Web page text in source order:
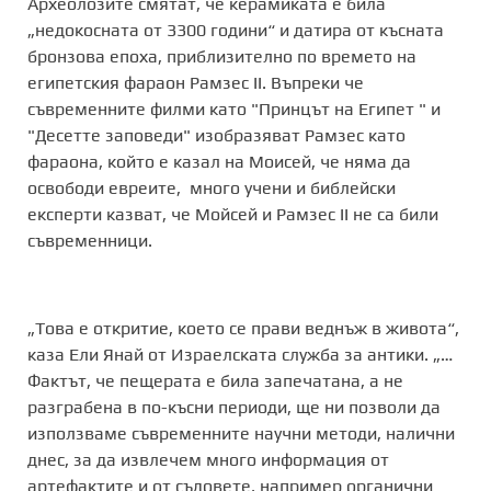
„недокосната от 3300 години“ и датира от късната
бронзова епоха, приблизително по времето на
египетския фараон Рамзес II. Въпреки че
съвременните филми като "Принцът на Египет " и
"Десетте заповеди" изобразяват Рамзес като
фараона, който е казал на Моисей, че няма да
освободи евреите, много учени и библейски
експерти казват, че Мойсей и Рамзес II не са били
съвременници.
„Това е откритие, което се прави веднъж в живота“,
каза Ели Янай от Израелската служба за антики. „…
Фактът, че пещерата е била запечатана, а не
разграбена в по-късни периоди, ще ни позволи да
използваме съвременните научни методи, налични
днес, за да извлечем много информация от
артефактите и от съдовете, например органични